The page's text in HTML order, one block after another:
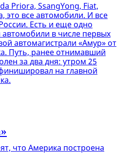
Priora, SsangYong, Fiat,
это все автомобили. И все
Есть и еще одно
автомобили в числе первых
автомагистрали «Амур» от
Путь, ранее отнимавший
за два дня: утром 25
на главной
что Америка построена